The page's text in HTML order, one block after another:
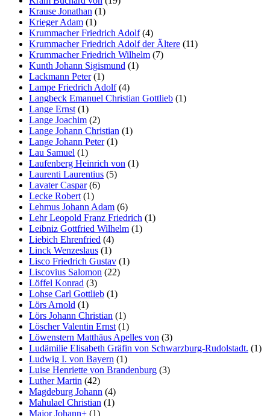
Krause Jonathan (1)
Krieger Adam (1)
Krummacher Friedrich Adolf(4)
Krummacher Friedrich Adolf der Ältere (11)
Krummacher Friedrich Wilhelm (7)
Kunth Johann Sigismund (1)
Lackmann Peter(1)
Lampe Friedrich Adolf(4)
Langbeck Emanuel Christian Gottlieb (1)
Lange Ernst (1)
Lange Joachim (2)
Lange Johann Christian (1)
Lange Johann Peter(1)
Lau Samuel (1)
Laufenberg Heinrich von (1)
Laurenti Laurentius (5)
Lavater Caspar(6)
Lecke Robert (1)
Lehmus Johann Adam (6)
Lehr Leopold Franz Friedrich (1)
Leibniz Gottfried Wilhelm (1)
Liebich Ehrenfried (4)
Linck Wenzeslaus (1)
Lisco Friedrich Gustav (1)
Liscovius Salomon (22)
Löffel Konrad (3)
Lohse Carl Gottlieb (1)
Lörs Arnold (1)
Lörs Johann Christian (1)
Löscher Valentin Ernst (1)
Löwenstern Matthäus Apelles von (3)
Ludämilie Elisabeth Gräfin von Schwarzburg-Rudolstadt. (1)
Ludwig I. von Bayern (1)
Luise Henriette von Brandenburg (3)
Luther Martin (42)
Magdeburg Johann (4)
Mahulael Christian (1)
Major Johann+ (1)